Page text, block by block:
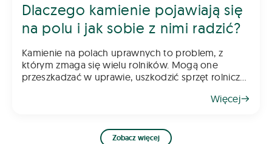
Dlaczego kamienie pojawiają się
na polu i jak sobie z nimi radzić?
Kamienie na polach uprawnych to problem, z
którym zmaga się wielu rolników. Mogą one
przeszkadzać w uprawie, uszkodzić sprzęt rolniczy
Więcej
Zobacz więcej